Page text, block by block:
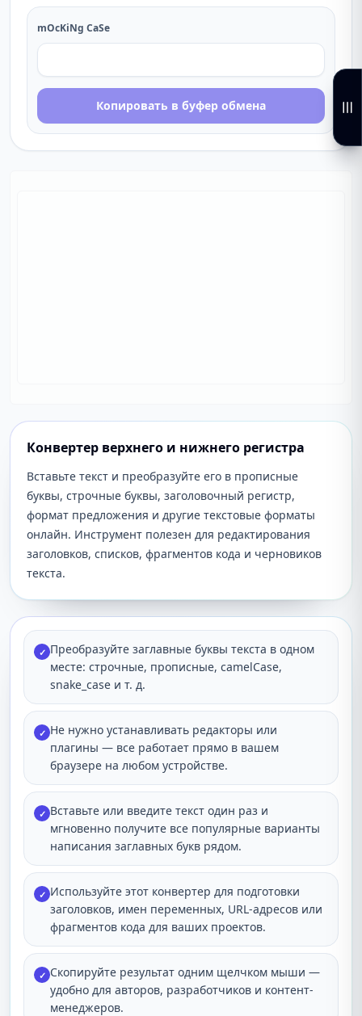
mOcKiNg CaSe
Копировать в буфер обмена
Конвертер верхнего и нижнего регистра
Вставьте текст и преобразуйте его в прописные
буквы, строчные буквы, заголовочный регистр,
формат предложения и другие текстовые форматы
онлайн. Инструмент полезен для редактирования
заголовков, списков, фрагментов кода и черновиков
текста.
✓ Преобразуйте заглавные буквы текста в одном
месте: строчные, прописные, camelCase,
snake_case и т. д.
✓ Не нужно устанавливать редакторы или
плагины — все работает прямо в вашем
браузере на любом устройстве.
✓ Вставьте или введите текст один раз и
мгновенно получите все популярные варианты
написания заглавных букв рядом.
✓ Используйте этот конвертер для подготовки
заголовков, имен переменных, URL-адресов или
фрагментов кода для ваших проектов.
✓ Скопируйте результат одним щелчком мыши —
удобно для авторов, разработчиков и контент-
менеджеров.